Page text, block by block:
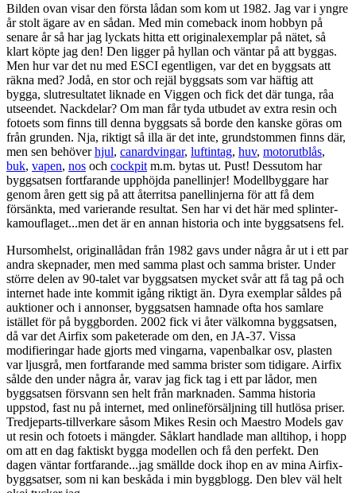
Bilden ovan visar den första lådan som kom ut 1982. Jag var i yngre
år stolt ägare av en sådan. Med min comeback inom hobbyn på
senare år så har jag lyckats hitta ett originalexemplar på nätet, så
klart köpte jag den! Den ligger på hyllan och väntar på att byggas.
Men hur var det nu med ESCI egentligen, var det en byggsats att
räkna med? Jodå, en stor och rejäl byggsats som var häftig att
bygga, slutresultatet liknade en Viggen och fick det där tunga, råa
utseendet. Nackdelar? Om man får tyda utbudet av extra resin och
fotoets som finns till denna byggsats så borde den kanske göras om
från grunden. Nja, riktigt så illa är det inte, grundstommen finns där,
men sen behöverhjul, canardvingar, luftintag, huv, motorutblås,
buk, vapen, nos och cockpit m.m. bytas ut. Pust! Dessutom har
byggsatsen fortfarande upphöjda panellinjer! Modellbyggare har
genom åren gett sig på att återritsa panellinjerna för att få dem
försänkta, med varierande resultat. Sen har vi det här med splinter-
kamouflaget...men det är en annan historia och inte byggsatsens fel.
Hursomhelst, originallådan från 1982 gavs under några år ut i ett par
andra skepnader, men med samma plast och samma brister. Under
större delen av 90-talet var byggsatsen mycket svår att få tag på och
internet hade inte kommit igång riktigt än. Dyra exemplar såldes på
auktioner och i annonser, byggsatsen hamnade ofta hos samlare
istället för på byggborden. 2002 fick vi åter välkomna byggsatsen,
då var det Airfix som paketerade om den, en JA-37. Vissa
modifieringar hade gjorts med vingarna, vapenbalkar osv, plasten
var ljusgrå, men fortfarande med samma brister som tidigare. Airfix
sålde den under några år, varav jag fick tag i ett par lådor, men
byggsatsen försvann sen helt från marknaden. Samma historia
uppstod, fast nu på internet, med onlineförsäljning till hutlösa priser.
Tredjeparts-tillverkare såsom Mikes Resin och Maestro Models gav
ut resin och fotoets i mängder. Såklart handlade man alltihop, i hopp
om att en dag faktiskt bygga modellen och få den perfekt. Den
dagen väntar fortfarande...jag smällde dock ihop en av mina Airfix-
byggsatser, som ni kan beskåda i min byggblogg. Den blev väl helt